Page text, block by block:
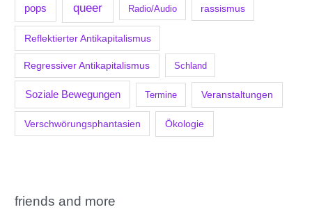
pops queer Radio/Audio rassismus
Reflektierter Antikapitalismus
Regressiver Antikapitalismus Schland
Soziale Bewegungen Termine Veranstaltungen
Verschwörungsphantasien Ökologie
friends and more